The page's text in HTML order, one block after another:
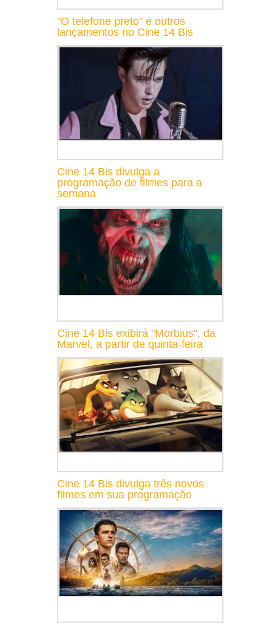
"O telefone preto" e outros
lançamentos no Cine 14 Bis
Cine 14 Bis divulga a
programação de filmes para a
semana
Cine 14 Bis exibirá "Morbius", da
Marvel, a partir de quinta-feira
Cine 14 Bis divulga três novos
filmes em sua programação